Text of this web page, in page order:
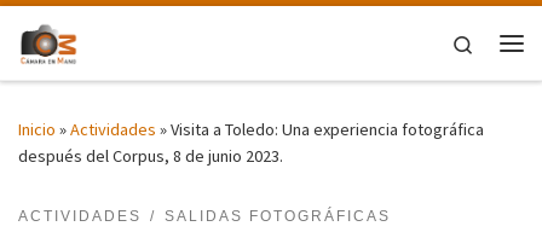
Saltar al contenido
Search
Inicio »Actividades »Visita a Toledo: Una experiencia fotográfica
después del Corpus, 8 de junio 2023.
ACTIVIDADES SALIDAS FOTOGRÁFICAS